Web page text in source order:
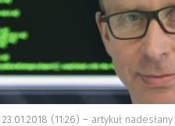
23.01.2018 (11:26) – artykuł nadesłany